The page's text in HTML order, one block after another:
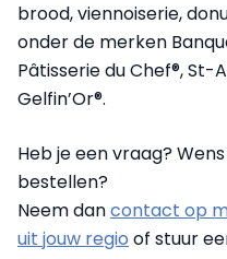
brood, viennoiserie,
onder de merken
Pâtisserie du Chef®, St-
Gelfin’Or®.
Heb je een vraag?
bestellen?
Neem dancontact op
uit jouw regio of stuur